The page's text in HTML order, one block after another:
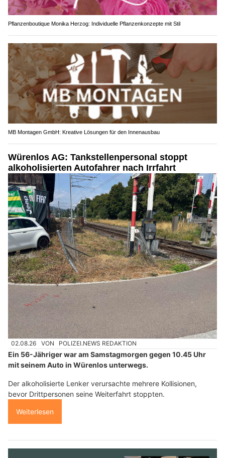
Pflanzenboutique Monika Herzog: Individuelle Pflanzenkonzepte mit Stil
MB Montagen GmbH: Kreative Lösungen für den Innenausbau
Würenlos AG: Tankstellenpersonal stoppt
alkoholisierten Autofahrer nach Irrfahrt
02.08.26 VON POLIZEI.NEWS REDAKTION
Ein 56-Jähriger war am Samstagmorgen gegen 10.45 Uhr
mit seinem Auto in Würenlos unterwegs.
Der alkoholisierte Lenker verursachte mehrere Kollisionen,
bevor Drittpersonen seine Weiterfahrt stoppten.
Weiterlesen